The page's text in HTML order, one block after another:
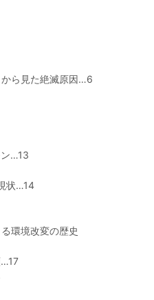
ら見た絶滅原因…6
…13
状…14
環境改変の歴史